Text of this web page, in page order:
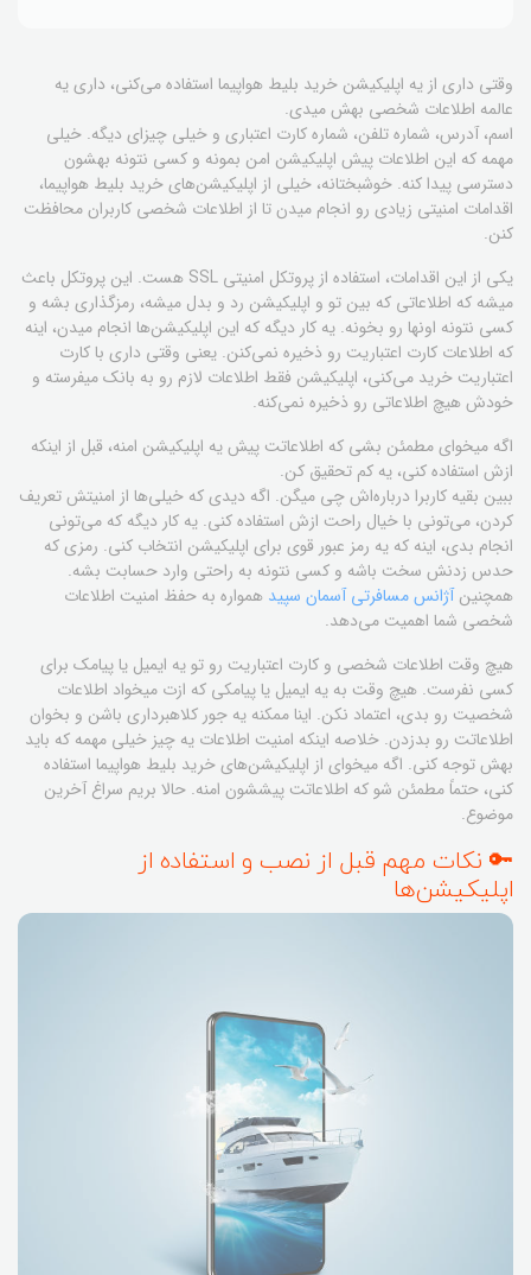
وقتی داری از یه اپلیکیشن خرید بلیط هواپیما استفاده می‌کنی، داری یه
عالمه اطلاعات شخصی بهش میدی.
اسم، آدرس، شماره تلفن، شماره کارت اعتباری و خیلی چیزای دیگه. خیلی
مهمه که این اطلاعات پیش اپلیکیشن امن بمونه و کسی نتونه بهشون
دسترسی پیدا کنه. خوشبختانه، خیلی از اپلیکیشن‌های خرید بلیط هواپیما،
اقدامات امنیتی زیادی رو انجام میدن تا از اطلاعات شخصی کاربران محافظت
کنن.
یکی از این اقدامات، استفاده از پروتکل امنیتی SSL هست. این پروتکل باعث
میشه که اطلاعاتی که بین تو و اپلیکیشن رد و بدل میشه، رمزگذاری بشه و
کسی نتونه اونها رو بخونه. یه کار دیگه که این اپلیکیشن‌ها انجام میدن، اینه
که اطلاعات کارت اعتباریت رو ذخیره نمی‌کنن. یعنی وقتی داری با کارت
اعتباریت خرید می‌کنی، اپلیکیشن فقط اطلاعات لازم رو به بانک میفرسته و
خودش هیچ اطلاعاتی رو ذخیره نمی‌کنه.
اگه میخوای مطمئن بشی که اطلاعاتت پیش یه اپلیکیشن امنه، قبل از اینکه
ازش استفاده کنی، یه کم تحقیق کن.
ببین بقیه کاربرا درباره‌اش چی میگن. اگه دیدی که خیلی‌ها از امنیتش تعریف
کردن، می‌تونی با خیال راحت ازش استفاده کنی. یه کار دیگه که می‌تونی
انجام بدی، اینه که یه رمز عبور قوی برای اپلیکیشن انتخاب کنی. رمزی که
حدس زدنش سخت باشه و کسی نتونه به راحتی وارد حسابت بشه.
همچنینآژانس مسافرتی آسمان سپید همواره به حفظ امنیت اطلاعات
شخصی شما اهمیت می‌دهد.
هیچ وقت اطلاعات شخصی و کارت اعتباریت رو تو یه ایمیل یا پیامک برای
کسی نفرست. هیچ وقت به یه ایمیل یا پیامکی که ازت میخواد اطلاعات
شخصیت رو بدی، اعتماد نکن. اینا ممکنه یه جور کلاهبرداری باشن و بخوان
اطلاعاتت رو بدزدن. خلاصه اینکه امنیت اطلاعات یه چیز خیلی مهمه که باید
بهش توجه کنی. اگه میخوای از اپلیکیشن‌های خرید بلیط هواپیما استفاده
کنی، حتماً مطمئن شو که اطلاعاتت پیششون امنه. حالا بریم سراغ آخرین
موضوع.
🔑 نکات مهم قبل از نصب و استفاده از
اپلیکیشن‌ها